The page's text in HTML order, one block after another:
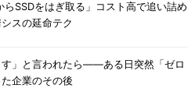
らSSDをはぎ取る」コスト高で追い詰め
スの延命テク
す」と言われたら――ある日突然「ゼロ
企業のその後